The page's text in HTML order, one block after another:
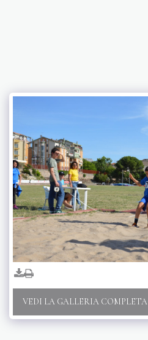
VEDI LA GALLERIA COMPLETA